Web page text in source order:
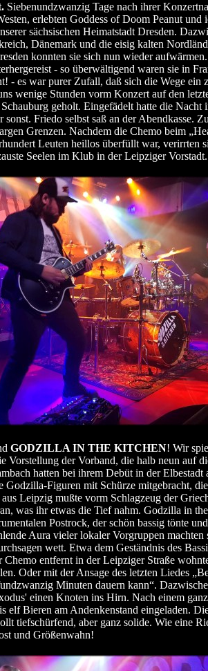
Siebenundzwanzig Tage nach ihrer
erlebten Goddess of Doom Peanut und
sächsischen Heimatstadt Dresden.
Dänemark und die eisig kalten
konnten sie sich nun wieder
- so überwältigend waren sie in
- es war purer Zufall, daß sich die Wege ein
wenige Stunden vorm Konzert auf den
geholt. Eingefädelt hatte die Nacht
Friedo selbst saß an der Abendkasse.
Grenzen. Nachdem die Chemo beim
Leuten heillos überfüllt war, verirrten
Seelen im Klub in der Leipziger Vorstadt.
GODZILLA IN THE KITCHEN! Wir
Vorstellung der Vorband, die halb neun auf
hatten bei ihrem Debüt in der Elbestadt
Godzilla-Figuren mit Schürze mitgebracht,
Leipzig mußte vorm Schlagzeug der
was ihr etwas die Tief nahm. Godzilla in
Postrock, der schön bassig tönte
Aura vieler lokaler Vorgruppen
wett. Etwa dem Geständnis des
Chemo entfernt in der Leipziger Straße
Oder mit der Ansage des letzten Liedes
Minuten dauern kann“.
einen Knoten ins Hirn. Nach einem
elf Bieren am Andenkenstand eingeladen.
tiefschürfend, aber ganz solide. Wie eine
und Größenwahn!